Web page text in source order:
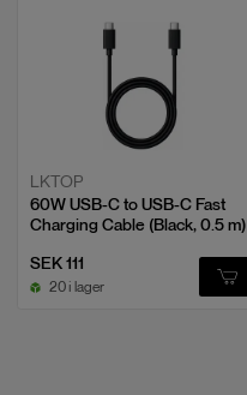
LKTOP
60W USB-C to USB-C Fast
Charging Cable (Black, 0.5 m)
SEK 111
20 i lager